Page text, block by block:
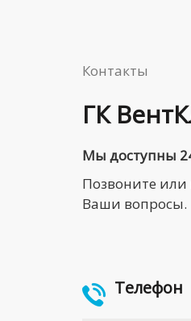
Контакты
ГК
Мы доступны
Позвоните
Ваши вопросы.
Телефон